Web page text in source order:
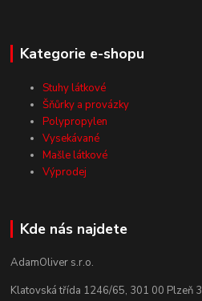
Kategorie e-shopu
Stuhy látkové
Šňůrky a provázky
Polypropylen
Vysekávané
Mašle látkové
Výprodej
Kde nás najdete
AdamOliver s.r.o.
Klatovská třída 1246/65, 301 00 Plzeň 3